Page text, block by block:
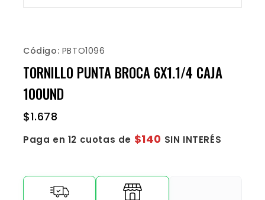
Código: PBTO1096
TORNILLO PUNTA BROCA 6X1.1/4 CAJA
100UND
$1.678
Paga en 12 cuotas de $140 SIN INTERÉS